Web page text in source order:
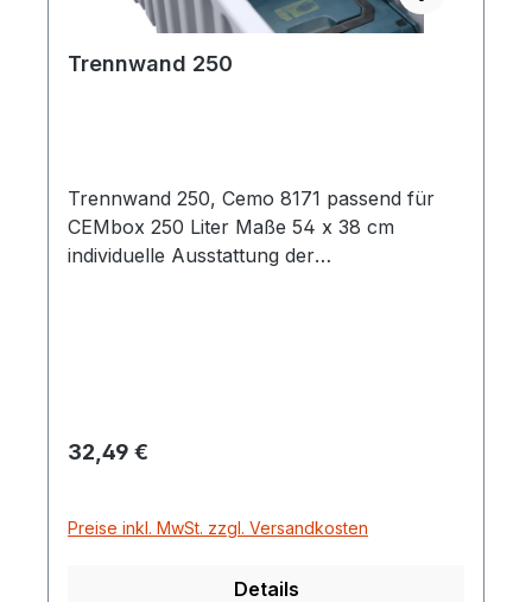
Trennwand 250
Trennwand 250, Cemo 8171 passend für
CEMbox 250 Liter Maße 54 x 38 cm
individuelle Ausstattung der
Regulärer Preis:
32,49 €
Preise inkl. MwSt. zzgl. Versandkosten
Details